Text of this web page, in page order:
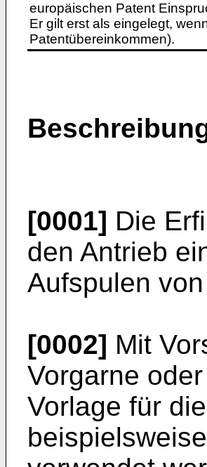
europäischen Patent
Er gilt erst als eingelegt,
Patentübereinkommen).
[0001] Die
den Antrieb
Aufspulen
[0002] Mit
Vorgarne
Vorlage für